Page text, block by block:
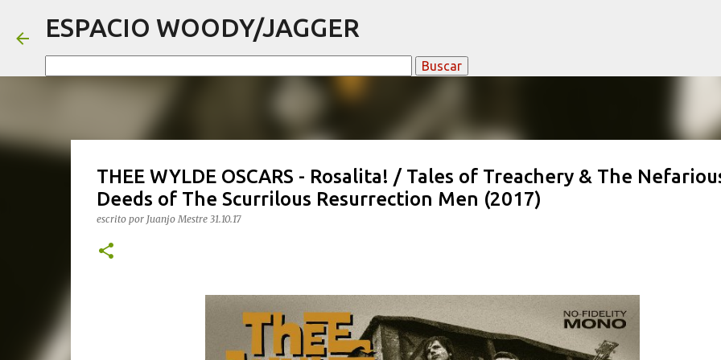
ESPACIO WOODY/JAGGER
THEE WYLDE OSCARS - Rosalita! / Tales of Treachery & The
Deeds of The Scurrilous Resurrection Men (2017)
escrito por Juanjo Mestre 31.10.17